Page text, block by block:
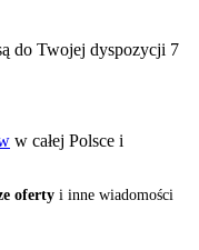
do Twojej dyspozycji 7
w całej Polsce i
oferty i inne wiadomości